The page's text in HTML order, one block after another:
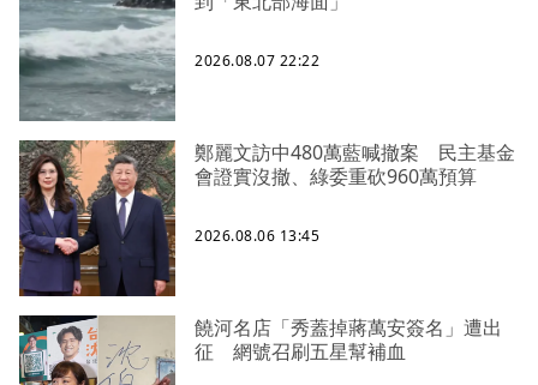
2026.08.07 22:22
鄭麗文訪中480萬藍喊撤案 民主基金
會證實沒撤、綠委重砍960萬預算
2026.08.06 13:45
饒河名店「秀蓋掉蔣萬安簽名」遭出
征 網號召刷五星幫補血